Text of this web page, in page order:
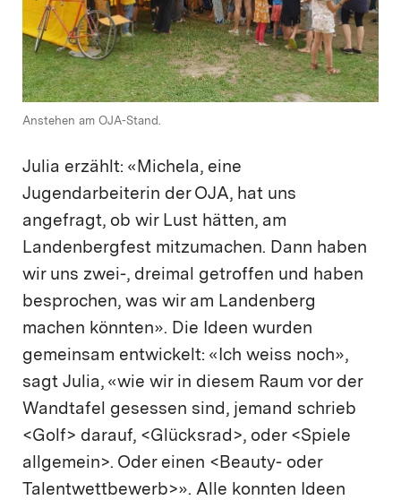
Anstehen am OJA-Stand.
Julia erzählt: «Michela, eine
Jugendarbeiterin der OJA, hat uns
angefragt, ob wir Lust hätten, am
Landenbergfest mitzumachen. Dann haben
wir uns zwei-, dreimal getroffen und haben
besprochen, was wir am Landenberg
machen könnten». Die Ideen wurden
gemeinsam entwickelt: «Ich weiss noch»,
sagt Julia, «wie wir in diesem Raum vor der
Wandtafel gesessen sind, jemand schrieb
<Golf> darauf, <Glücksrad>, oder <Spiele
allgemein>. Oder einen <Beauty- oder
Talentwettbewerb>». Alle konnten Ideen